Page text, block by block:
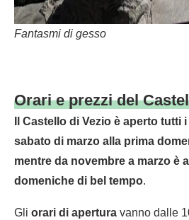
Fantasmi di gesso
Orari e prezzi del
Il Castello di Vezio è aperto tutti
sabato di marzo alla prima
mentre da novembre a marzo è
domeniche di bel tempo.
Gli orari di apertura vanno dalle